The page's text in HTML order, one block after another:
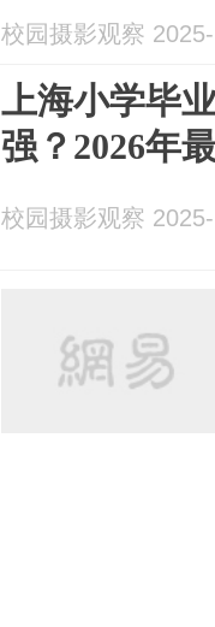
校园摄影观察
上海小学毕
强？2026年
校园摄影观察